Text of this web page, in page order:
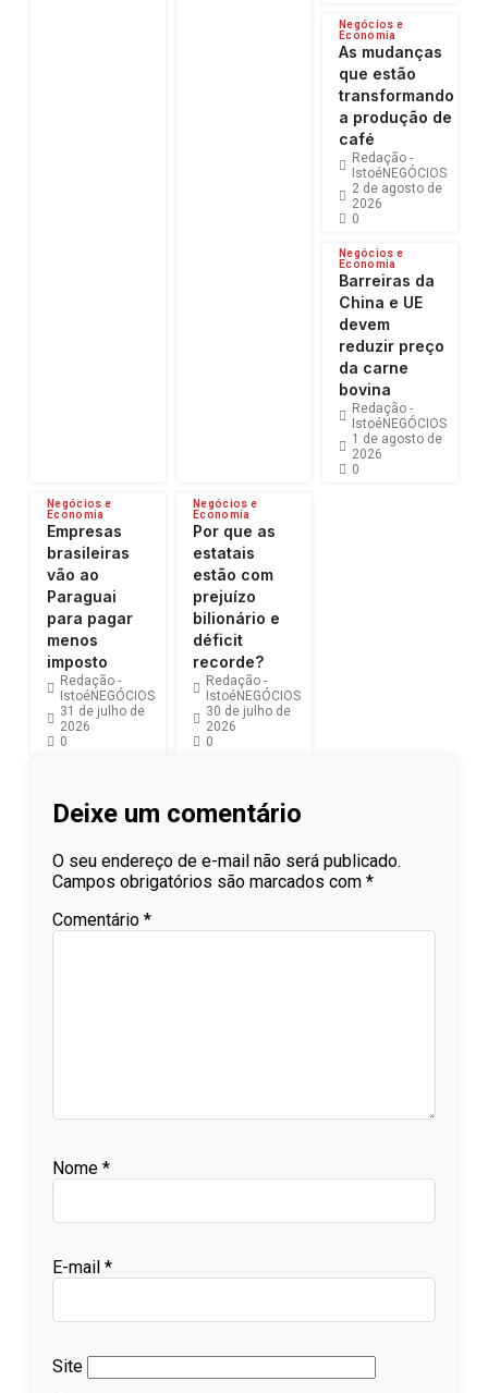
Negócios e
Economia
As mudanças
que estão
transformando
a produção de
café
Redação -
IstoéNEGÓCIOS
2 de agosto de
2026
0
Negócios e
Economia
Barreiras da
China e UE
devem
reduzir preço
da carne
bovina
Redação -
IstoéNEGÓCIOS
1 de agosto de
2026
0
Negócios e
Economia
Empresas
brasileiras
vão ao
Paraguai
para pagar
menos
imposto
Redação -
IstoéNEGÓCIOS
31 de julho de
2026
0
Negócios e
Economia
Por que as
estatais
estão com
prejuízo
bilionário e
déficit
recorde?
Redação -
IstoéNEGÓCIOS
30 de julho de
2026
0
Deixe um comentário
O seu endereço de e-mail não será publicado.
Campos obrigatórios são marcados com *
Comentário *
Nome *
E-mail *
Site